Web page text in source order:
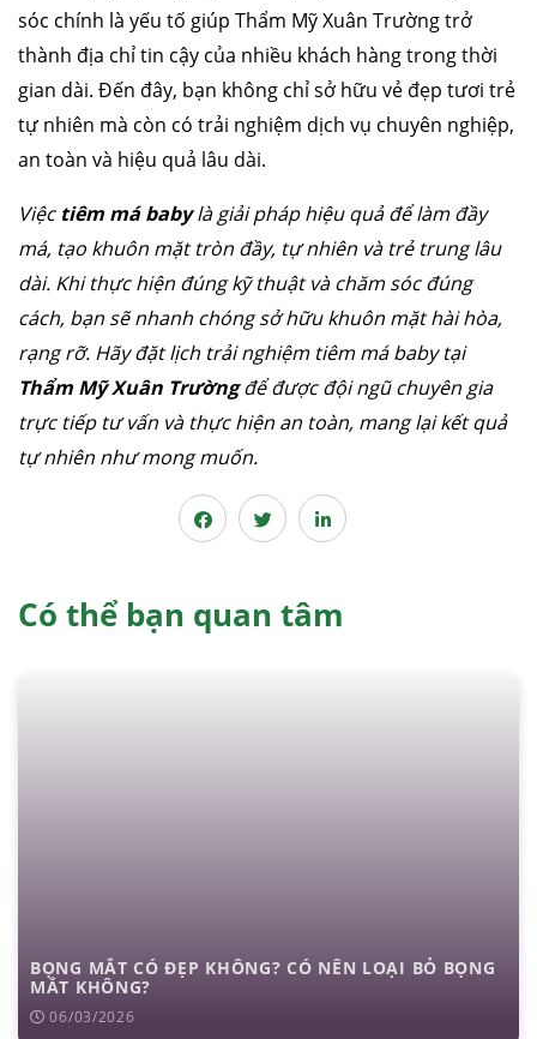
sóc chính là yếu tố giúp Thẩm Mỹ Xuân Trường trở
thành địa chỉ tin cậy của nhiều khách hàng trong thời
gian dài. Đến đây, bạn không chỉ sở hữu vẻ đẹp tươi trẻ
tự nhiên mà còn có trải nghiệm dịch vụ chuyên nghiệp,
an toàn và hiệu quả lâu dài.
Việc tiêm má babylà giải pháp hiệu quả để làm đầy
má, tạo khuôn mặt tròn đầy, tự nhiên và trẻ trung lâu
dài. Khi thực hiện đúng kỹ thuật và chăm sóc đúng
cách, bạn sẽ nhanh chóng sở hữu khuôn mặt hài hòa,
rạng rỡ. Hãy đặt lịch trải nghiệm tiêm má baby tại
Thẩm Mỹ Xuân Trườngđể được đội ngũ chuyên gia
trực tiếp tư vấn và thực hiện an toàn, mang lại kết quả
tự nhiên như mong muốn.
Có thể bạn quan tâm
BỌNG MẮT CÓ ĐẸP KHÔNG? CÓ NÊN LOẠI BỎ BỌNG
MẮT KHÔNG?
06/03/2026